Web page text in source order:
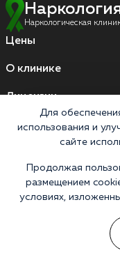
Наркологическая
Цены
О клинике
Лицензии
Условия проживания
Работаем по
Версия для
Для
использования и
сайте
Продолжая
размещением
условиях,